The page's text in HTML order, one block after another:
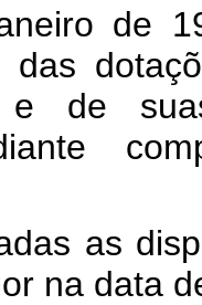
de
e de
as
na data